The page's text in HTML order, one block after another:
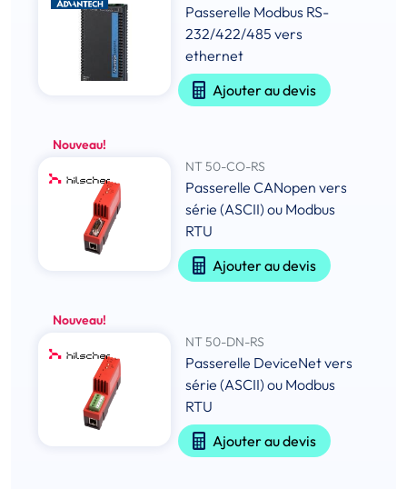
Passerelle Modbus RS-
232/422/485 vers
ethernet
Ajouter au devis
Nouveau!
NT 50-CO-RS
Passerelle CANopen vers
série (ASCII) ou Modbus
RTU
Ajouter au devis
Nouveau!
NT 50-DN-RS
Passerelle DeviceNet vers
série (ASCII) ou Modbus
RTU
Ajouter au devis